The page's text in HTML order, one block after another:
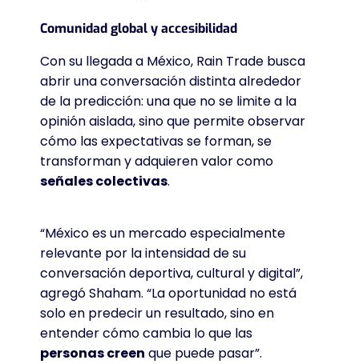
Comunidad global y accesibilidad
Con su llegada a México, Rain Trade busca
abrir una conversación distinta alrededor
de la predicción: una que no se limite a la
opinión aislada, sino que permite observar
cómo las expectativas se forman, se
transforman y adquieren valor como
señales colectivas.
“México es un mercado especialmente
relevante por la intensidad de su
conversación deportiva, cultural y digital”,
agregó Shaham. “La oportunidad no está
solo en predecir un resultado, sino en
entender cómo cambia lo que las
personas creen que puede pasar”.